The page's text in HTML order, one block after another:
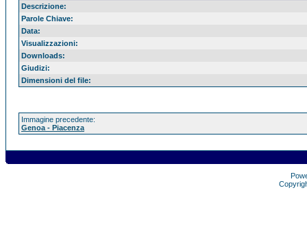
Descrizione:
Parole Chiave:
Data:
Visualizzazioni:
Downloads:
Giudizi:
Dimensioni del file:
Immagine precedente:
Genoa - Piacenza